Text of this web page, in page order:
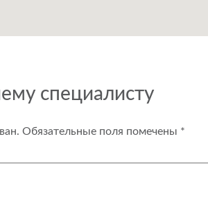
специалисту
Обязательные поля помечены *